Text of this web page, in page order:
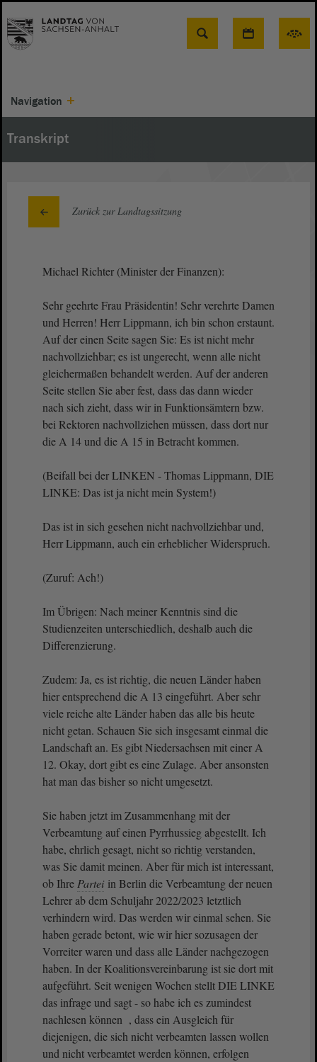
Suche
Navigation
Transkript
Zurück zur Landtagssitzung
Michael Richter (Minister der Finanzen):
Sehr geehrte Frau Präsidentin! Sehr verehrte Damen
und Herren! Herr Lippmann, ich bin schon erstaunt.
Auf der einen Seite sagen Sie: Es ist nicht mehr
nachvollziehbar; es ist ungerecht, wenn alle nicht
gleichermaßen behandelt werden. Auf der anderen
Seite stellen Sie aber fest, dass das dann wieder
nach sich zieht, dass wir in Funktionsämtern bzw.
bei Rektoren nachvollziehen müssen, dass dort nur
die A 14 und die A 15 in Betracht kommen.
(Beifall bei der LINKEN - Thomas Lippmann, DIE
LINKE: Das ist ja nicht mein System!)
Das ist in sich gesehen nicht nachvollziehbar und,
Herr Lippmann, auch ein erheblicher Widerspruch.
(Zuruf: Ach!)
Im Übrigen: Nach meiner Kenntnis sind die
Studienzeiten unterschiedlich, deshalb auch die
Differenzierung.
Zudem: Ja, es ist richtig, die neuen Länder haben
hier entsprechend die A 13 eingeführt. Aber sehr
viele reiche alte Länder haben das alle bis heute
nicht getan. Schauen Sie sich insgesamt einmal die
Landschaft an. Es gibt Niedersachsen mit einer A
12. Okay, dort gibt es eine Zulage. Aber ansonsten
hat man das bisher so nicht umgesetzt.
Sie haben jetzt im Zusammenhang mit der
Verbeamtung auf einen Pyrrhussieg abgestellt. Ich
habe, ehrlich gesagt, nicht so richtig verstanden,
was Sie damit meinen. Aber für mich ist interessant,
ob Ihre Partei in Berlin die Verbeamtung der neuen
Lehrer ab dem Schuljahr 2022/2023 letztlich
verhindern wird. Das werden wir einmal sehen. Sie
haben gerade betont, wie wir hier sozusagen der
Vorreiter waren und dass alle Länder nachgezogen
haben. In der Koalitionsvereinbarung ist sie dort mit
aufgeführt. Seit wenigen Wochen stellt DIE LINKE
das infrage und sagt - so habe ich es zumindest
nachlesen können , dass ein Ausgleich für
diejenigen, die sich nicht verbeamten lassen wollen
und nicht verbeamtet werden können, erfolgen